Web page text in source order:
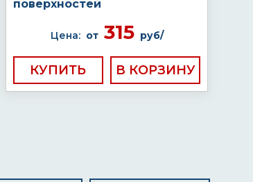
поверхностей
Цена: от315 руб/
КУПИТЬ